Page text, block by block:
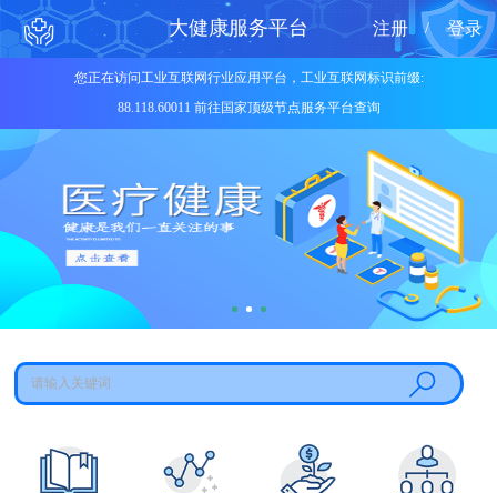
大健康服务平台 注册 / 登录
您正在访问工业互联网行业应用平台，工业互联网标识前缀:
88.118.60011 前往国家顶级节点服务平台查询